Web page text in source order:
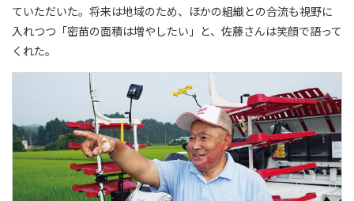
ていただいた。将来は地域のため、ほかの組織との合流も視野に
入れつつ「密苗の面積は増やしたい」と、佐藤さんは笑顔で語って
くれた。